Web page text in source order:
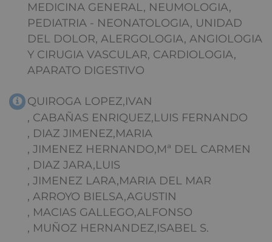
MEDICINA GENERAL, NEUMOLOGIA,
PEDIATRIA - NEONATOLOGIA, UNIDAD
DEL DOLOR, ALERGOLOGIA, ANGIOLOGIA
Y CIRUGIA VASCULAR, CARDIOLOGIA,
APARATO DIGESTIVO
QUIROGA LOPEZ,IVAN
, CABAÑAS ENRIQUEZ,LUIS FERNANDO
, DIAZ JIMENEZ,MARIA
, JIMENEZ HERNANDO,Mª DEL CARMEN
, DIAZ JARA,LUIS
, JIMENEZ LARA,MARIA DEL MAR
, ARROYO BIELSA,AGUSTIN
, MACIAS GALLEGO,ALFONSO
, MUÑOZ HERNANDEZ,ISABEL S.